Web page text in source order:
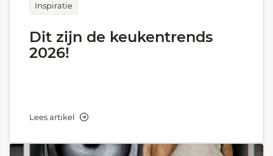
Inspiratie
Dit zijn de keukentrends
2026!
Lees artikel